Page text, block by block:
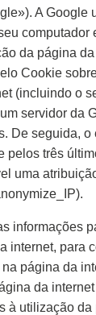
A Google
computador
da página
Cookie
(incluindo o
servidor da
De seguida, o
pelos três
uma
informações
internet, para
página da
da
à utilização